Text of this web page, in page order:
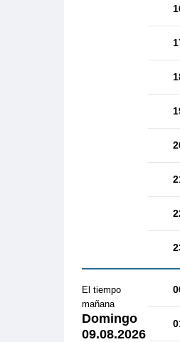
El tiempo
mañana
Domingo
09.08.2026